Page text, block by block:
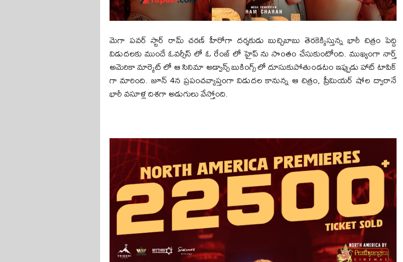
మెగా పవర్ స్టార్ రామ్ చరణ్ హీరోగా దర్శకుడు బుచ్చిబాబు తెరకెక్కిస్తున్న భారీ చిత్రం పెద్ది
విడుదలకు ముందే ఓవర్సీస్ లో ఓ రేంజ్ లో హైప్‌ ను సొంతం చేసుకుంటోంది. ముఖ్యంగా నార్త్
అమెరికా మార్కెట్‌ లో ఆ సినిమా అడ్వాన్స్ బుకింగ్స్ లో దూసుకుపోతుండటం ఇప్పుడు హాట్ టాపిక్
గా మారింది. జూన్ 4న ప్రపంచవ్యాప్తంగా విడుదల కానున్న ఆ చిత్రం, ప్రీమియర్ షోల ద్వారానే
భారీ వసూళ్ల దిశగా అడుగులు వేస్తోంది.